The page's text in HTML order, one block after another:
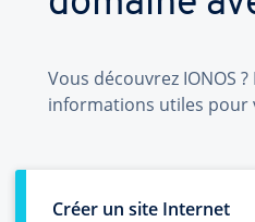
Vous découvrez IONOS
informations utiles pour
Créer un site Internet